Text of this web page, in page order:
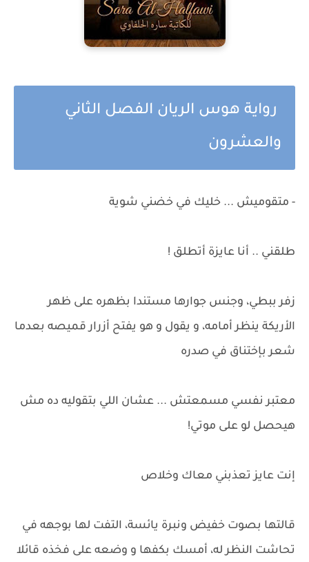
رواية هوس الريان الفصل الثاني
والعشرون
- متقوميش ... خليك في خضني شوية
طلقني .. أنا عايزة أتطلق !
زفر ببطي، وجنس جوارها مستندا بظهره على ظهر
الأريكة ينظر أمامه، و يقول و هو يفتح أزرار قميصه بعدما
شعر بإختناق في صدره
معتبر نفسي مسمعتش ... عشان اللي بتقوليه ده مش
هيحصل لو على موتي!
إنت عايز تعذبني معاك وخلاص
قالتها بصوت خفيض ونبرة يائسة، التفت لها بوجهه في
تحاشت النظر له، أمسك بكفها و وضعه على فخذه قائلا